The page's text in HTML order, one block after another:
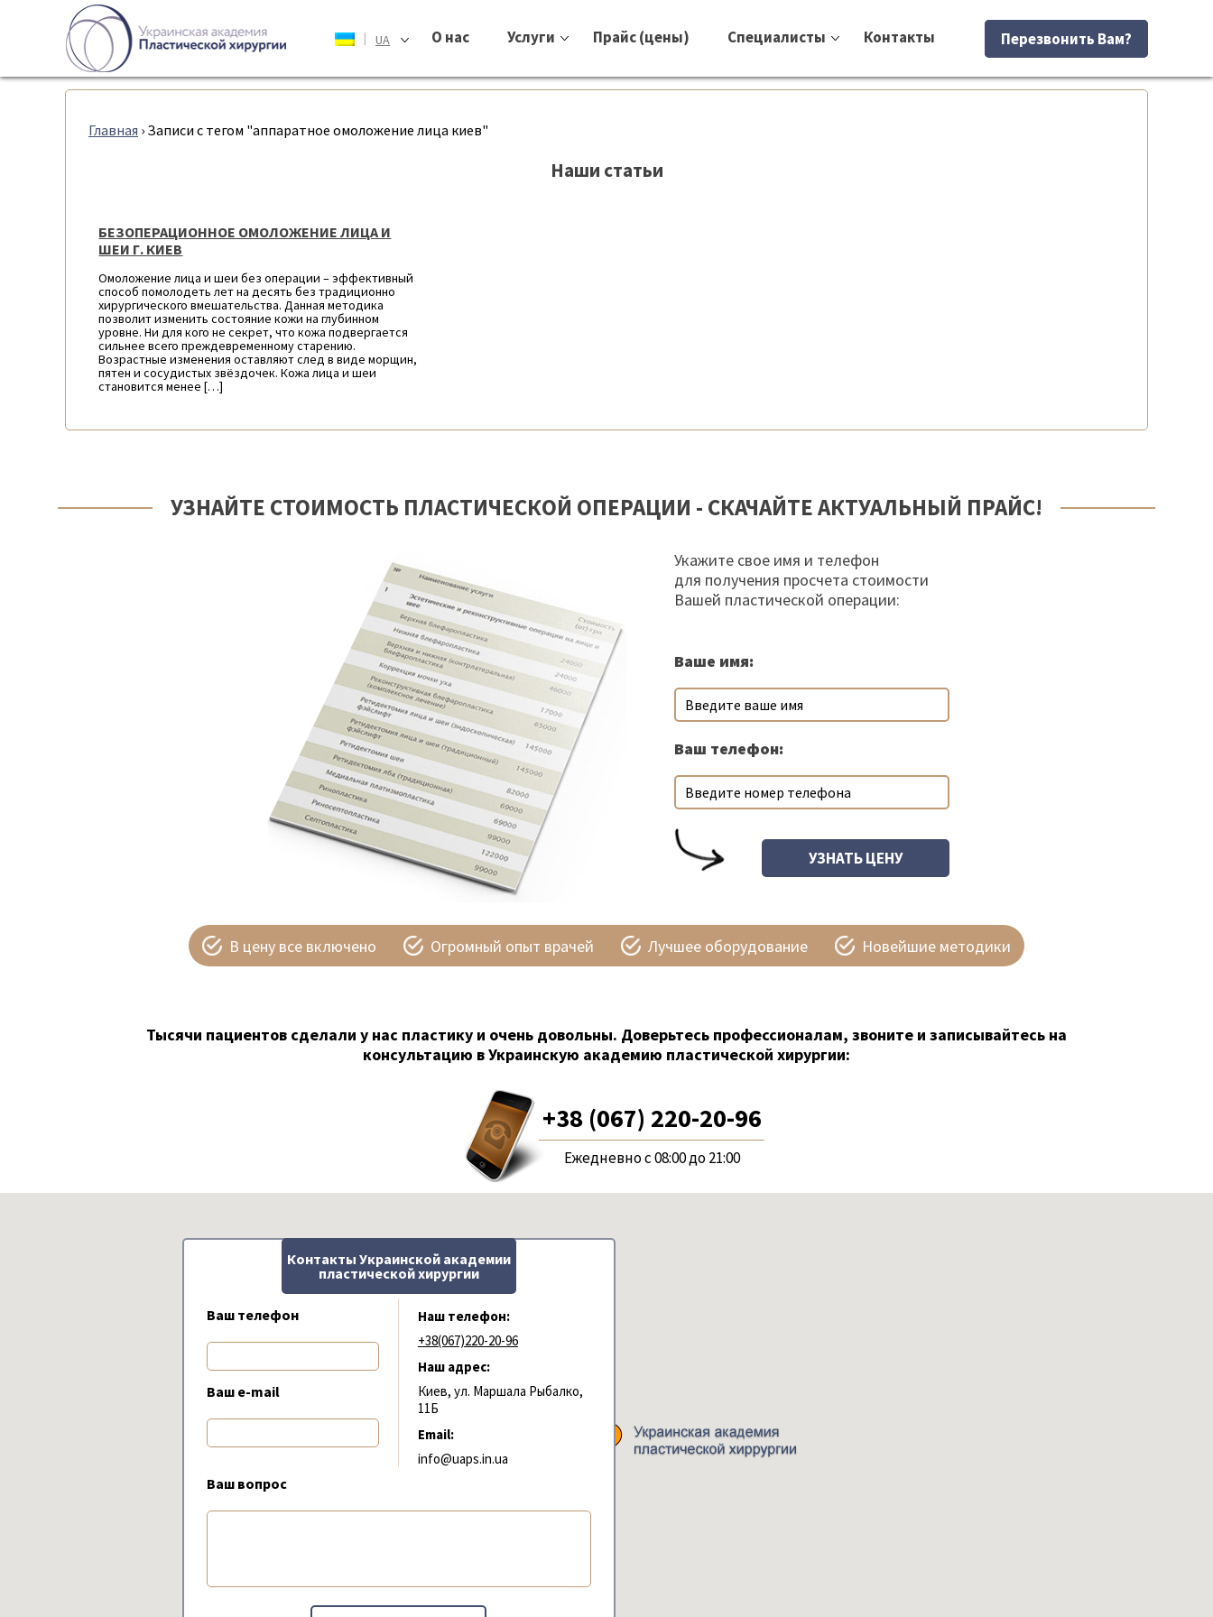
Перезвонить Вам?
| UA О нас Услуги Прайс (цены) Специалисты Контакты
Главная › Записи с тегом "аппаратное омоложение лица киев"
Наши статьи
БЕЗОПЕРАЦИОННОЕ ОМОЛОЖЕНИЕ ЛИЦА И
ШЕИ Г. КИЕВ
Омоложение лица и шеи без операции – эффективный
способ помолодеть лет на десять без традиционно
хирургического вмешательства. Данная методика
позволит изменить состояние кожи на глубинном
уровне. Ни для кого не секрет, что кожа подвергается
сильнее всего преждевременному старению.
Возрастные изменения оставляют след в виде морщин,
пятен и сосудистых звёздочек. Кожа лица и шеи
становится менее […]
УЗНАЙТЕ СТОИМОСТЬ ПЛАСТИЧЕСКОЙ ОПЕРАЦИИ - СКАЧАЙТЕ АКТУАЛЬНЫЙ ПРАЙС!
Укажите свое имя и телефон
для получения просчета стоимости
Вашей пластической операции:
Ваше имя:
Ваш телефон:
В цену все включено Огромный опыт врачей Лучшее оборудование Новейшие методики
Тысячи пациентов сделали у нас пластику и очень довольны. Доверьтесь профессионалам, звоните и записывайтесь на
консультацию в Украинскую академию пластической хирургии:
+38 (067) 220-20-96
Ежедневно с 08:00 до 21:00
Контакты Украинской академии
пластической хирургии
Наш телефон:
+38(067)220-20-96
Наш адрес:
Киев, ул. Маршала Рыбалко,
11Б
Email:
info@uaps.in.ua
Ваш телефон
Ваш e-mail
Ваш вопрос